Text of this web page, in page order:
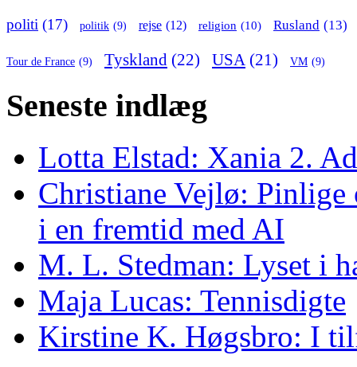
politi (17) politik (9) rejse (12) religion (10) Rusland (13)
Tour de France (9) Tyskland (22) USA (21) VM (9)
Seneste indlæg
Lotta Elstad: Xania 2.
Christiane Vejlø:
i en fremtid med AI
M. L. Stedman: Lyset i
Maja Lucas: Tennisdigte
Kirstine K. Høgsbro: I